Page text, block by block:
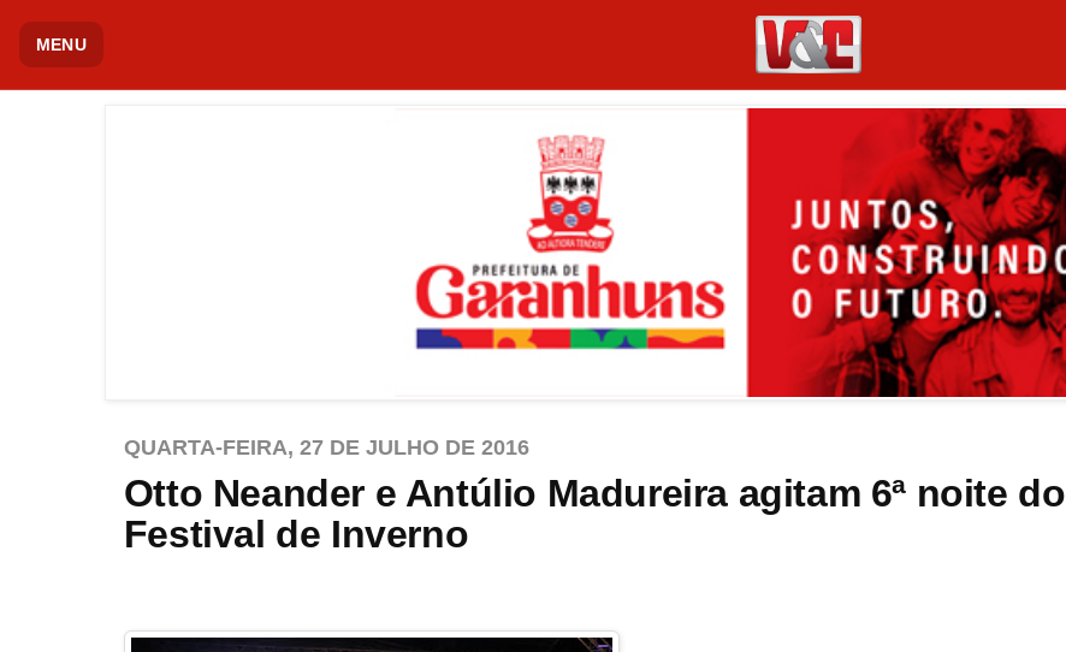
MENU
QUARTA-FEIRA, 27 DE JULHO DE 2016
Otto Neander e Antúlio Madureira agitam 6ª noite do
Festival de Inverno